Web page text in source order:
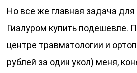
Но все же главная задача
Гиалуром купить подешевле.
центре травматологии и
рублей за один укол) меня,